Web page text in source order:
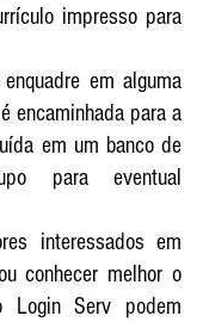
impresso para
em alguma
encaminhada para a
em um banco de
para eventual
interessados em
conhecer melhor o
Login Serv podem